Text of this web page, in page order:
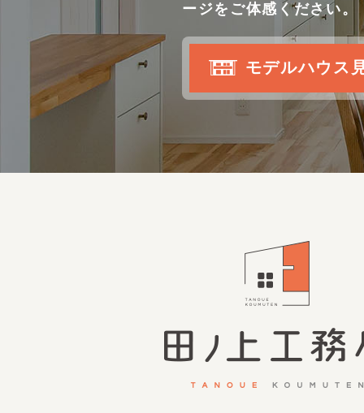
ージをご体感ください。
モデルハウス